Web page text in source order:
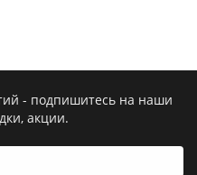
- подпишитесь на наши
акции.